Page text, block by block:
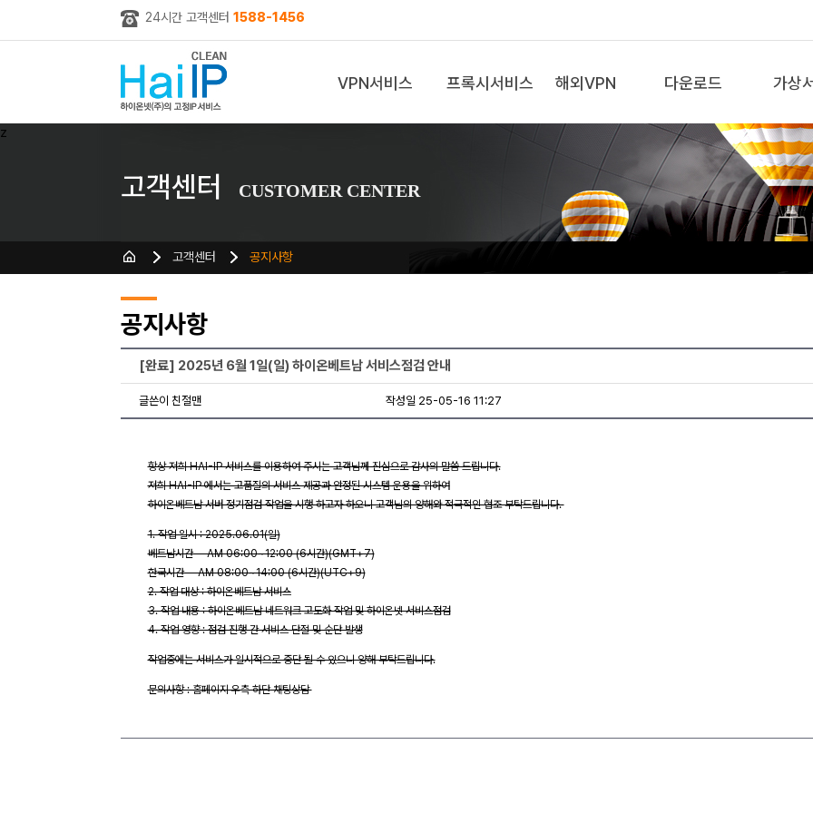
24시간 고객센터 1588-1456
VPN서비스 프록시서비스 해외VPN 다운로드 가상
z
고객센터 CUSTOMER CENTER
고객센터 공지사항
공지사항
[완료] 2025년 6월 1일(일) 하이온베트남 서비스점검 안내
글쓴이 친절맨 작성일 25-05-16 11:27
항상 저희 HAI-IP 서비스를 이용하여 주시는 고객님께 진심으로 감사의 말씀 드립니다.
저희 HAI-IP 에서는 고품질의 서비스 제공과 안정된 시스템 운용을 위하여
하이온베트남 서버 정기점검 작업을 시행 하고자 하오니 고객님의 양해와 적극적인 협조 부탁드립니다.
1. 작업 일시 : 2025.06.01(일)
베트남시간 - AM 06:00~12:00 (6시간)(GMT+7)
한국시간 - AM 08:00~14:00 (6시간)(UTC+9)
2. 작업 대상 : 하이온베트남 서비스
3. 작업 내용 : 하이온베트남 네트워크 고도화 작업 및 하이온넷 서비스점검
4. 작업 영향 : 점검 진행 간 서비스 단절 및 순단 발생
작업중에는 서비스가 일시적으로 중단 될 수 있으니 양해 부탁드립니다.
문의사항 : 홈페이지 우측 하단 채팅상담